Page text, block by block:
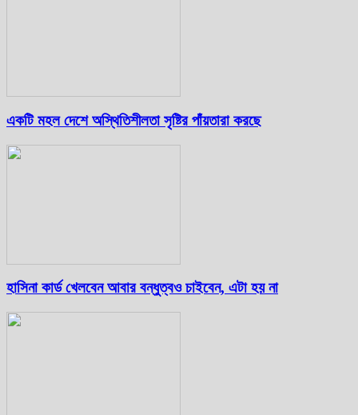
একটি মহল দেশে অস্থিতিশীলতা সৃষ্টির পাঁয়তারা করছে
হাসিনা কার্ড খেলবেন আবার বন্ধুত্বও চাইবেন, এটা হয় না